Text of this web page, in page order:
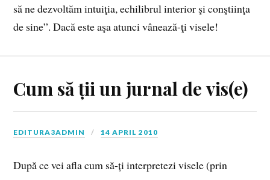
să ne dezvoltăm intuiţia, echilibrul interior şi conştiinţa
de sine”. Dacă este aşa atunci vânează-ţi visele!
Cum să ții un jurnal de vis(e)
EDITURA3ADMIN 14 APRIL 2010
După ce vei afla cum să-ți interpretezi visele (prin